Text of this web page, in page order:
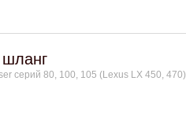
шланг
серий 80, 100, 105 (Lexus LX 450, 470)